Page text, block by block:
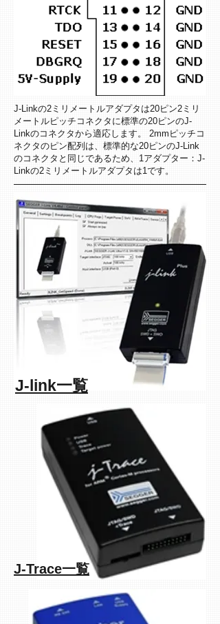
J-Linkの2ミリメートルアダプタは20ピン2ミリ
メートルピッチコネクタに標準の20ピンのJ-
Linkのコネクタから適応します。 2mmピッチコ
ネクタのピン配列は、標準的な20ピンのJ-Link
のコネクタと同じであるため、1アダプター：J-
Linkの2ミリメートルアダプタは1です。
J-link一覧
J-Trace一覧